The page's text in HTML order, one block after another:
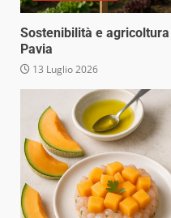
Sostenibilità e
Pavia
13 Luglio 2026